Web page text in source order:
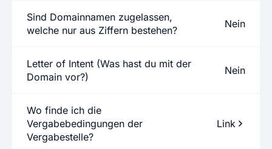
Sind Domainnamen zugelassen,
welche nur aus Ziffern bestehen?
Nein
Letter of Intent (Was hast du mit der
Domain vor?)
Nein
Wo finde ich die
Vergabebedingungen der
Vergabestelle?
Link